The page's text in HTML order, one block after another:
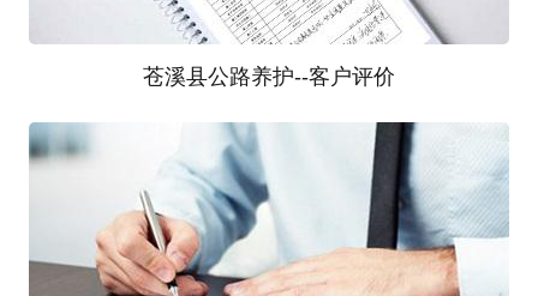
客户的意见是我们改善工作和服务的动力。客户满意
度是检验我们工作的标准。我们的服务需要您的宝贵
意见。
苍溪县公路养护--客户评价